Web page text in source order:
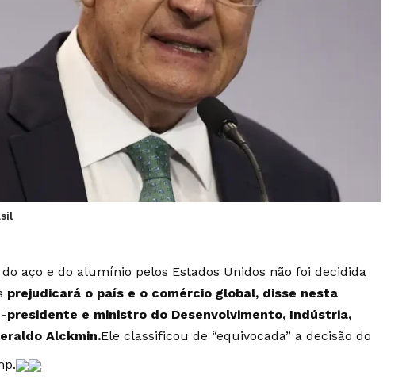
aço e do alumínio pelos Estados Unidos não foi decidida
prejudicará o país e o comércio global, disse nesta
e ministro do Desenvolvimento, Indústria,
Alckmin.Ele classificou de “equivocada” a decisão do
.